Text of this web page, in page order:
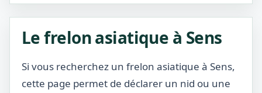
Le frelon asiatique à Sens
Si vous recherchez un frelon asiatique à Sens,
cette page permet de déclarer un nid ou une